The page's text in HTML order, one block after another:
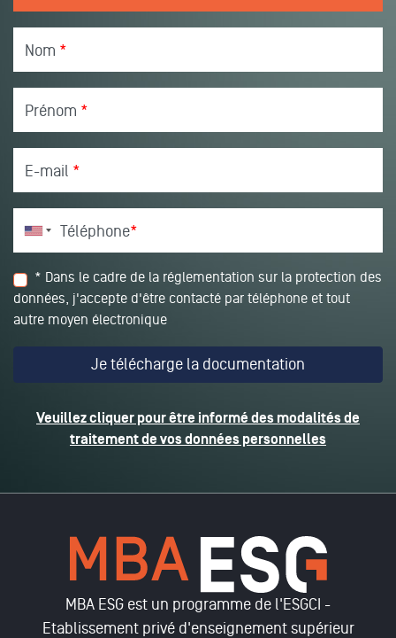
Nom *
Prénom *
E-mail *
Téléphone*
* Dans le cadre de la réglementation sur la protection des
données, j'accepte d'être contacté par téléphone et tout
autre moyen électronique
Veuillez cliquer pour être informé des modalités de
traitement de vos données personnelles
MBA ESG est un programme de l'ESGCI -
Etablissement privé d'enseignement supérieur